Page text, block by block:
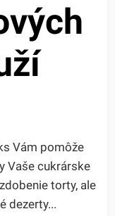
Vám pomôže
Vaše cukrárske
torty, ale
dezerty...